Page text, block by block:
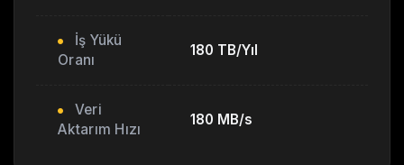
İş Yükü
Oranı
180 TB/Yıl
Veri
Aktarım Hızı
180 MB/s